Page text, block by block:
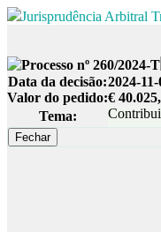
Jurisprudência Arbitral
Processo nº 260/2024-T
Data da decisão:2024-11-
Valor do pedido:€
Tema: